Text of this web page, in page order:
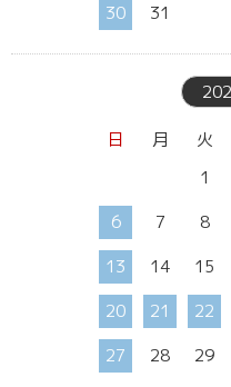
30
31
日 月 火
1
6
7 8
13
14 15
20
21 22
27
28 29